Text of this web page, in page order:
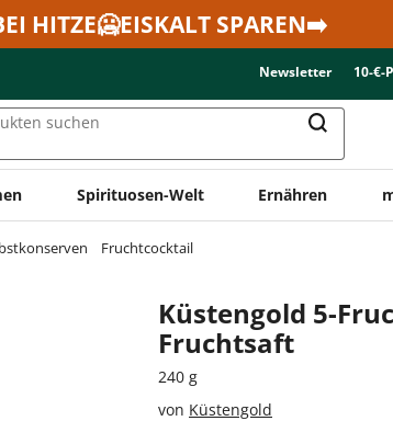
HITZE🥶EISKALT SPAREN➡️
Newsletter 10-€-
suchen
Spirituosen-Welt Ernähren
Fruchtcocktail
Küstengold 5-
Fruchtsaft
240 g
von Küstengold